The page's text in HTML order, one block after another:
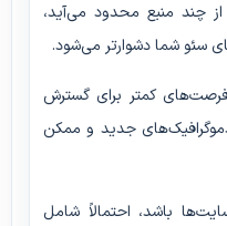
چند منبع محدود می‌آید،
سئو شما دشوارتر می‌شود.
فرصت‌های کمتر برای گسترش
جدید و ممکن
باشد، احتمالاً شامل